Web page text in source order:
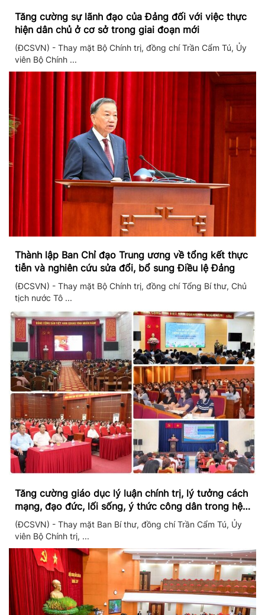
Tăng cường sự lãnh đạo của Đảng đối với việc thực
hiện dân chủ ở cơ sở trong giai đoạn mới
(ĐCSVN) - Thay mặt Bộ Chính trị, đồng chí Trần Cẩm Tú, Ủy
viên Bộ Chính ...
Thành lập Ban Chỉ đạo Trung ương về tổng kết thực
tiễn và nghiên cứu sửa đổi, bổ sung Điều lệ Đảng
(ĐCSVN) - Thay mặt Bộ Chính trị, đồng chí Tổng Bí thư, Chủ
tịch nước Tô ...
Tăng cường giáo dục lý luận chính trị, lý tưởng cách
mạng, đạo đức, lối sống, ý thức công dân trong hệ
thống giáo dục quốc dân
(ĐCSVN) - Thay mặt Ban Bí thư, đồng chí Trần Cẩm Tú, Ủy
viên Bộ Chính trị, ...